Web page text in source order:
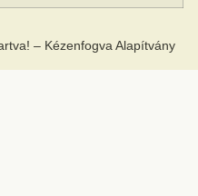
– Kézenfogva Alapítvány